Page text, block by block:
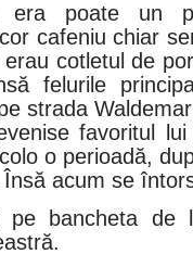
era poate un
cafeniu chiar
cotletul de
felurile
strada
favoritul
o perioadă,
acum se
pe bancheta de